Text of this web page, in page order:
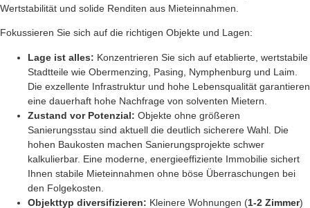
Wertstabilität und solide Renditen aus Mieteinnahmen.
Fokussieren Sie sich auf die richtigen Objekte und Lagen:
Lage ist alles: Konzentrieren Sie sich auf etablierte, wertstabile
Stadtteile wie Obermenzing, Pasing, Nymphenburg und Laim.
Die exzellente Infrastruktur und hohe Lebensqualität garantieren
eine dauerhaft hohe Nachfrage von solventen Mietern.
Zustand vor Potenzial: Objekte ohne größeren
Sanierungsstau sind aktuell die deutlich sicherere Wahl. Die
hohen Baukosten machen Sanierungsprojekte schwer
kalkulierbar. Eine moderne, energieeffiziente Immobilie sichert
Ihnen stabile Mieteinnahmen ohne böse Überraschungen bei
den Folgekosten.
Objekttyp diversifizieren: Kleinere Wohnungen (1-2 Zimmer)